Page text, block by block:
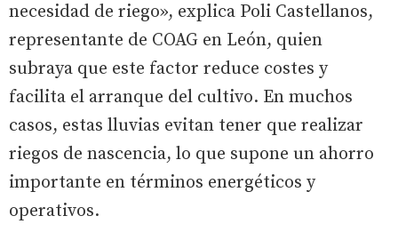
necesidad de riego», explica Poli Castellanos,
representante de COAG en León, quien
subraya que este factor reduce costes y
facilita el arranque del cultivo. En muchos
casos, estas lluvias evitan tener que realizar
riegos de nascencia, lo que supone un ahorro
importante en términos energéticos y
operativos.